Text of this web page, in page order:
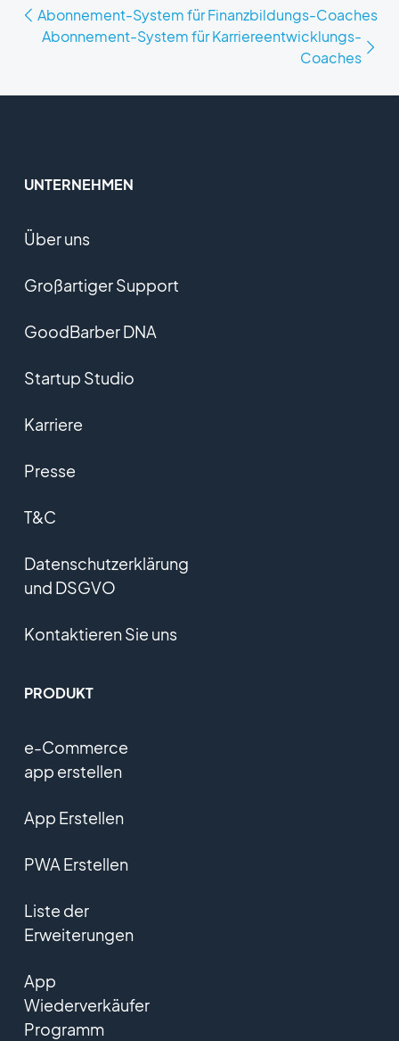
Abonnement-System für Finanzbildungs-Coaches
Abonnement-System für Karriereentwicklungs-
Coaches
UNTERNEHMEN
Über uns
Großartiger Support
GoodBarber DNA
Startup Studio
Karriere
Presse
T&C
Datenschutzerklärung
und DSGVO
Kontaktieren Sie uns
PRODUKT
e-Commerce
app erstellen
App Erstellen
PWA Erstellen
Liste der
Erweiterungen
App
Wiederverkäufer
Programm